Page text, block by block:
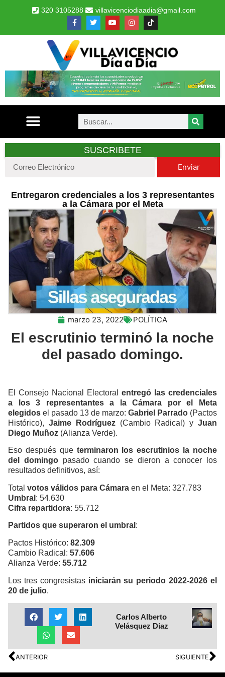
320 3105288 villavicenciodiaadia@gmail.com
SUSCRIBETE
Enviar
Entregaron credenciales a los 3 representantes
a la Cámara por el Meta
marzo 23, 2022 POLÍTICA
El escrutinio terminó la noche
del pasado domingo.
El Consejo Nacional Electoral entregó las credenciales
a los 3 representantes a la Cámara por el Meta
elegidos el pasado 13 de marzo: Gabriel Parrado (Pactos
Histórico), Jaime Rodríguez(Cambio Radical) y Juan
Diego Muñoz (Alianza Verde).
Eso después queterminaron los escrutinios la noche
del domingopasado cuando se dieron a conocer los
resultados definitivos, así:
Total votos válidos para Cámara en el Meta: 327.783
Umbral : 54.630
Cifra repartidora: 55.712
Partidos que superaron el umbral :
Pactos Histórico: 82.309
Cambio Radical: 57.606
Alianza Verde: 55.712
Los tres congresistasiniciarán su periodo 2022-2026 el
20 de julio.
Carlos Alberto
Velásquez Diaz
ANTERIOR SIGUIENTE